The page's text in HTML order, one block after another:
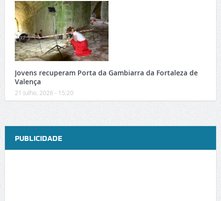
Jovens recuperam Porta da Gambiarra da Fortaleza de
Valença
21 Julho, 2026 - 15:20
PUBLICIDADE